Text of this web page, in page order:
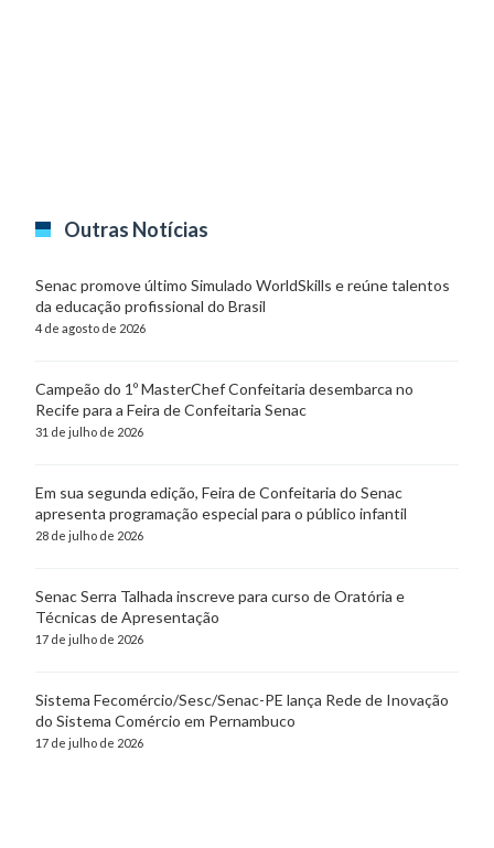
Outras Notícias
Senac promove último Simulado WorldSkills e reúne talentos
da educação profissional do Brasil
4 de agosto de 2026
Campeão do 1º MasterChef Confeitaria desembarca no
Recife para a Feira de Confeitaria Senac
31 de julho de 2026
Em sua segunda edição, Feira de Confeitaria do Senac
apresenta programação especial para o público infantil
28 de julho de 2026
Senac Serra Talhada inscreve para curso de Oratória e
Técnicas de Apresentação
17 de julho de 2026
Sistema Fecomércio/Sesc/Senac-PE lança Rede de Inovação
do Sistema Comércio em Pernambuco
17 de julho de 2026